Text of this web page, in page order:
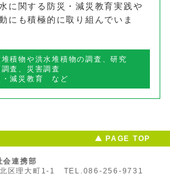
に関する防災・減災教育実践や
にも積極的に取り組んでいま
積物や洪水堆積物の調査、研究
査、災害調査
・減災教育 など
PAGE TOP
会連携部
区理大町1-1
TEL.086-256-9731